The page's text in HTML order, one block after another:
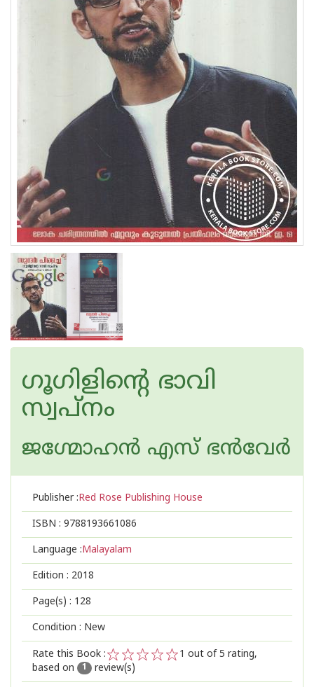
ഗൂഗിളിന്റെ ഭാവി
സ്വപ്നം
ജഗ്മോഹന്‍ എസ് ഭന്‍വേര്‍
Publisher :Red Rose Publishing House
ISBN : 9788193661086
Language :Malayalam
Edition : 2018
Page(s) : 128
Condition : New
Rate this Book :
2
1
1 out of 5 rating,
based on
1 review(s)